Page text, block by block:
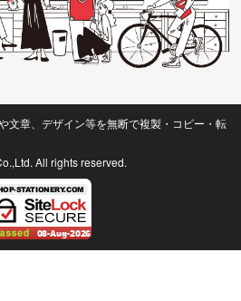
文章、デザイン等を無断で複製・コピー・転
All rights reserved.